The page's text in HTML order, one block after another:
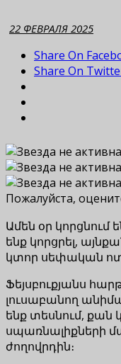
22 ФЕВРАЛЯ 2025
Share On
Share On
Пожалуйста,
Ամեն օր կորցնում
ենք կորցրել,
կտոր սեփական
Ֆեյսբուքյանս
լուսաբանող
ենք տեսնում, քան
սպառնալիքների
ժողովրդին։